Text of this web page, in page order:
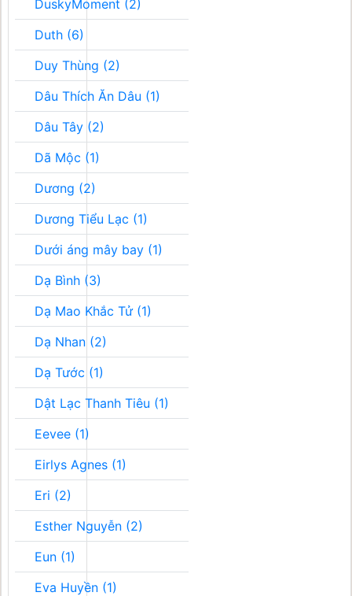
DuskyMoment (2)
Duth (6)
Duy Thùng (2)
Dâu Thích Ăn Dâu (1)
Dâu Tây (2)
Dã Mộc (1)
Dương (2)
Dương Tiểu Lạc (1)
Dưới áng mây bay (1)
Dạ Bình (3)
Dạ Mao Khắc Tử (1)
Dạ Nhan (2)
Dạ Tước (1)
Dật Lạc Thanh Tiêu (1)
Eevee (1)
Eirlys Agnes (1)
Eri (2)
Esther Nguyễn (2)
Eun (1)
Eva Huyền (1)